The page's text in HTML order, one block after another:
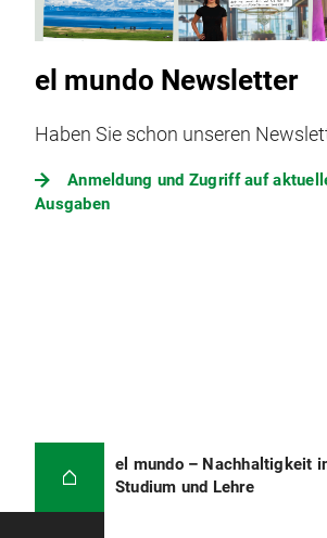
el mundo Newsletter
Haben Sie schon unseren
Anmeldung und Zugriff auf
Ausgaben
el mundo – Nachhaltigkeit
Studium und Lehre